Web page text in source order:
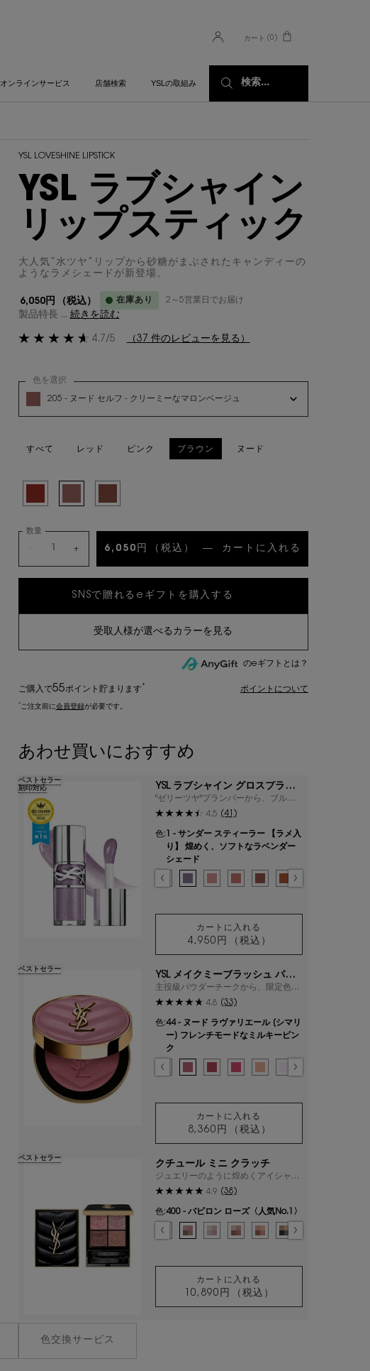
カート 0
0 カート内の製品
オンラインサービス 店舗検索 YSLの取組み 検索...
YSL LOVESHINE LIPSTICK
YSL ラブシャイン
リップスティック
大人気”水ツヤ”リップから砂糖がまぶされたキャンディーの
ようなラメシェードが新登場。
6,050円 （税込） 在庫あり 2～5営業日でお届け
製品特長 ... 続きを読む
4.7/5 （37 件のレビューを見る）
205 - ヌード セルフ - クリーミーなマロンベージュ
色を選択
すべて レッド ピンク ブラウン ヌード
数量
+ 6,050円 （税込） ― カートに入れる
のeギフトとは？
ご購入で55ポイント 貯まります * ポイントについて
*ご注文前に会員登録が必要です。
あわせ買いにおすすめ
YSL ラブシャイン グロスプラン
パー
"ゼリーツヤ"プランパーから、ブルー
ラメ入り色が限定登場
ベストセラー
刻印対応
4.5 (41)
色: 1 - サンダー スティーラー 【ラメ入
り】 煌めく、ソフトなラベンダー
シェード
色を選択してください
{1} の場合
選択済み
44 - ヌード ラヴァリエール - フレンチモードなミルキーピ
選択済み
0 - クリスタル ダスト 【ラメ入り】 澄んだ輝きを放
1 - サンダー スティーラー 【ラメ入り】 煌め
2 - ラッキー ムーンストーン 【パール入
3 - メロウ マロウ - ふんわりと包
4 - ハニー ピュア ラブ - セ
選択済み
5 - カリフォルニア サ
カートに入れる
4,950円
（税込）
YSL ラブシャイン グロスプ
YSL メイクミーブラッシュ パウ
ダー
主役級パウダーチークから、限定色が
登場。
ベストセラー
4.8 (33)
色:44 - ヌード ラヴァリエール [シマリ
ー] フレンチモードなミルキーピン
ク
色を選択してください
{1} の場合
選択済み
03 - ミスチヴァス マゼンタ​ [マット] 視線を奪う、大胆で華やかなマゼンタピ
選択済み
06 - ローズ ヘイズ [マット] 温かみのあるソフトコーラル のカラー YSL
選択済み
10 - スターダスト ラブ [スパークル] コットンキャンディーのよう
選択済み
37 - ピーチー ヌード [マット] センシュアルなピーチーヌー
選択済み
42 - ベビードール ピンク [サテン] ピュアな雰囲気の
44 - ヌード ラヴァリエール [シマリー] フレン
54 - ベリー バン [マット] キュートなベ
66 - フューシャ フィズ [スパーク
68 - ペパリー ピンク [マッ
選択済み
69 - ラベンダー ラス
カートに入れる
8,360円
（税込）
YSL メイクミーブラッシュ
クチュール ミニ クラッチ
ジュエリーのように煌めくアイシャド
ウから新色・限定色が登場。
ベストセラー
4.9 (38)
色:400 - バビロン ローズ〈人気No.1〉
色を選択してください
{1} の場合
選択済み
100 - ストラ ドールズ のカラー クチュール ミニ クラッチ、1/19
選択済み
200 - ギリーズ ドリーム のカラー クチュール ミニ クラッチ、2/19
選択済み
300 - カスバ スパイシーズ のカラー クチュール ミニ クラッ
選択済み
310 - エキゾチック ミラージュ のカラー クチュール
選択済み
400 - バビロン ローズ〈人気No.1〉 のカラー
選択済み
410 - フォービドゥン ウィスパー のカラ
選択済み
500 - メディナ グロウ のカラー ク
選択済み
600 - スポンティーニ リリー
選択済み
700 - オーバー ノアー
カートに入れる
10,890円
（税込）
クチュール ミニ クラッチ
色交換サービス